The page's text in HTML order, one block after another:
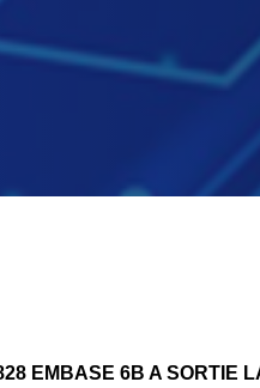
EMBASE 6B A SORTIE